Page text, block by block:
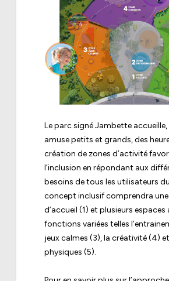
Le parc signé Jambette
amuse petits et grands, des
création de zones d’activité
l’inclusion en répondant aux
besoins de tous les utilisateurs
concept inclusif comprendra
d’accueil (1) et plusieurs espaces
fonctions variées telles
jeux calmes (3), la créativité (4)
physiques (5).